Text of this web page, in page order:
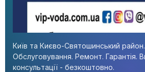
Київ та Києво-Святошинський
Обслуговування. Ремонт. Гарантія.
консультації - безкоштовно.